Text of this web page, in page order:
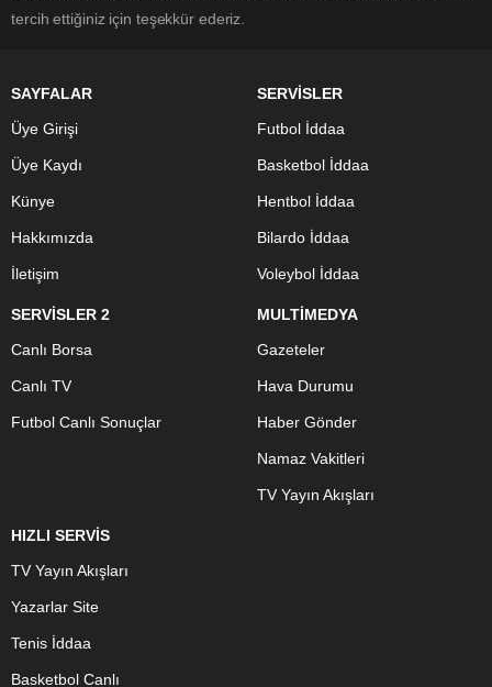
tercih ettiğiniz için teşekkür ederiz.
SAYFALAR
Üye Girişi
Üye Kaydı
Künye
Hakkımızda
İletişim
SERVİSLER
Futbol İddaa
Basketbol İddaa
Hentbol İddaa
Bilardo İddaa
Voleybol İddaa
SERVİSLER 2
Canlı Borsa
Canlı TV
Futbol Canlı Sonuçlar
MULTİMEDYA
Gazeteler
Hava Durumu
Haber Gönder
Namaz Vakitleri
TV Yayın Akışları
HIZLI SERVİS
TV Yayın Akışları
Yazarlar Site
Tenis İddaa
Basketbol Canlı